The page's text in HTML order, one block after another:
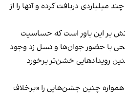
میلیاردی دریافت کرده و آنها را از
بر این باور است که حساسیت
با حضور جوان‌ها و نسل زد وجود
رویدادهایی خشن‌تر برخورد
چنین جشن‌هایی را «برخلاف